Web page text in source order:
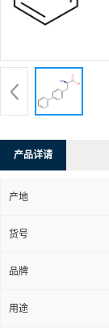
产品详请
产地
货号
品牌
用途